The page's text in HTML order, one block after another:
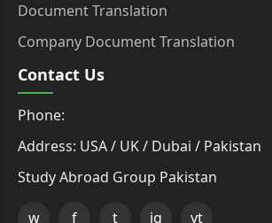
Document Translation
Company Document Translation
Contact Us
Phone:
Address: USA / UK / Dubai / Pakistan
Study Abroad Group Pakistan
w f t ig yt